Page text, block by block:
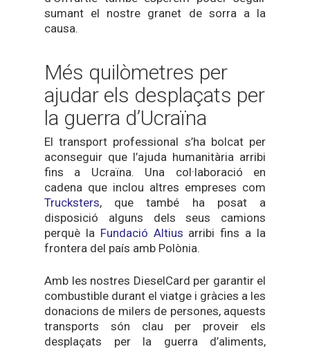
sumant el nostre granet de sorra a la
causa.
Més quilòmetres per
ajudar els desplaçats per
la guerra d’Ucraïna
El transport professional s’ha bolcat per
aconseguir que l’ajuda humanitària arribi
fins a Ucraïna. Una col·laboració en
cadena que inclou altres empreses com
Trucksters, que també ha posat a
disposició alguns dels seus camions
perquè la Fundació Altius arribi fins a la
frontera del país amb Polònia.
Amb les nostres DieselCard per garantir el
combustible durant el viatge i gràcies a les
donacions de milers de persones, aquests
transports són clau per proveir els
desplaçats per la guerra d’aliments,